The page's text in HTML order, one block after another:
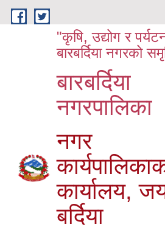
Skip to main content
"कृषि, उद्योग र
बारबर्दिया नगरको
बारबर्दिया
नगरपालिका
नगर
कार्यालय,
बर्दिया